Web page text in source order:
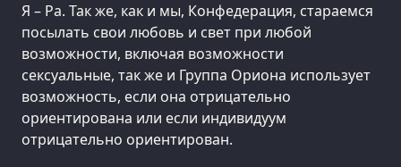
Я – Ра. Так же, как и мы, Конфедерация, стараемся
посылать свои любовь и свет при любой
возможности, включая возможности
сексуальные, так же и Группа Ориона использует
возможность, если она отрицательно
ориентирована или если индивидуум
отрицательно ориентирован.